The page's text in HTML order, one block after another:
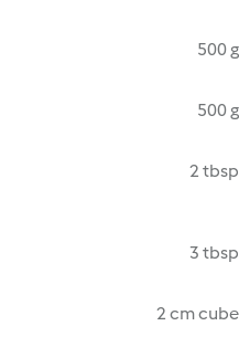
500 g
500 g
2 tbsp
3 tbsp
2 cm cube